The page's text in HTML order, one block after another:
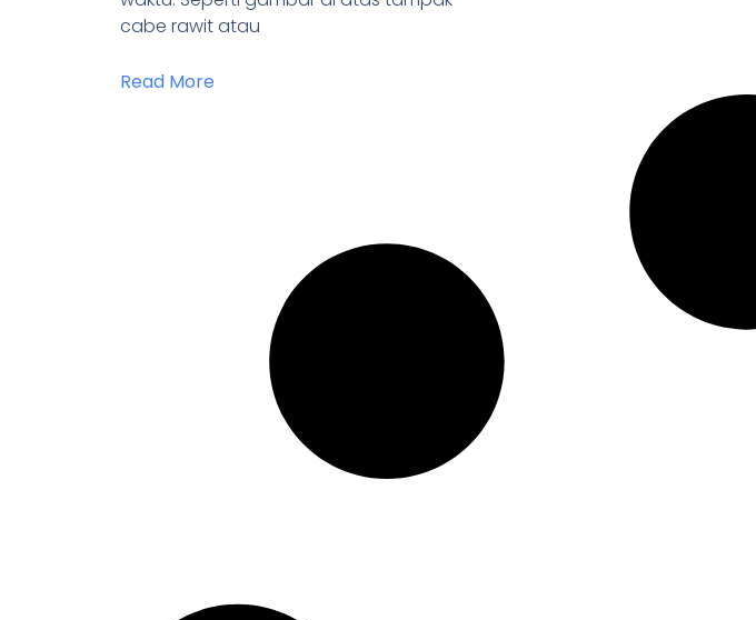
cabe rawit atau
Read More